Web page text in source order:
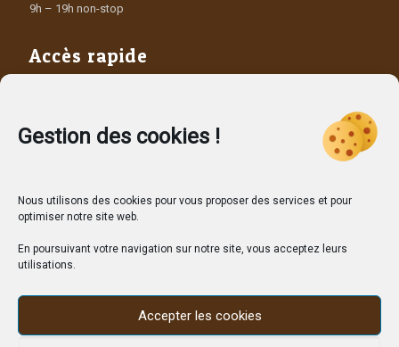
Gestion des cookies !
Nous utilisons des cookies pour vous proposer des services et pour
optimiser notre site web.
En poursuivant votre navigation sur notre site, vous acceptez leurs
utilisations.
Accepter les cookies
9h – 19h non-stop
Accès rapide
Contact